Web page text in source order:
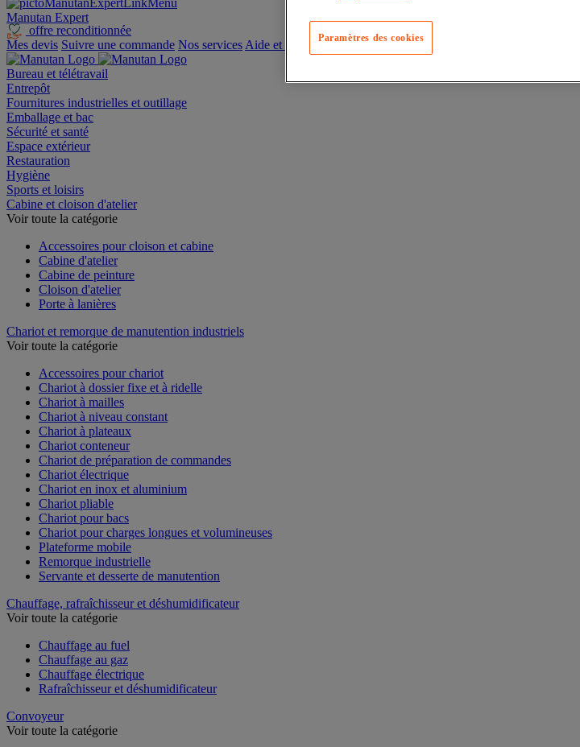
Manutan Expert
offre reconditionnée
Mes devis Suivre une commande Nos services Aide et contact
Bureau et télétravail
Entrepôt
Fournitures industrielles et outillage
Emballage et bac
Sécurité et santé
Espace extérieur
Restauration
Hygiène
Sports et loisirs
Cabine et cloison d'atelier
Voir toute la catégorie
Accessoires pour cloison et cabine
Cabine d'atelier
Cabine de peinture
Cloison d'atelier
Porte à lanières
Chariot et remorque de manutention industriels
Voir toute la catégorie
Accessoires pour chariot
Chariot à dossier fixe et à ridelle
Chariot à mailles
Chariot à niveau constant
Chariot à plateaux
Chariot conteneur
Chariot de préparation de commandes
Chariot électrique
Chariot en inox et aluminium
Chariot pliable
Chariot pour bacs
Chariot pour charges longues et volumineuses
Plateforme mobile
Remorque industrielle
Servante et desserte de manutention
Chauffage, rafraîchisseur et déshumidificateur
Voir toute la catégorie
Chauffage au fuel
Chauffage au gaz
Chauffage électrique
Rafraîchisseur et déshumidificateur
Convoyeur
Voir toute la catégorie
Paramètres des cookies